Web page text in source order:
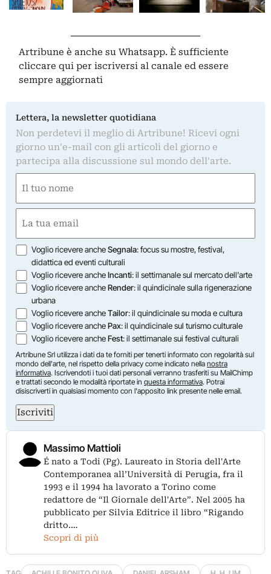
Artribune è anche su Whatsapp. È sufficiente
cliccare qui per iscriversi al canale ed essere
sempre aggiornati
Lettera, la newsletter quotidiana
Non perdetevi il meglio di Artribune! Ricevi ogni
giorno un'e-mail con gli articoli del giorno e
partecipa alla discussione sul mondo dell'arte.
(Required)
First
(Required)
Opzioni
Voglio ricevere ancheSegnala: focus su mostre, festival,
didattica ed eventi culturali
Voglio ricevere ancheIncanti: il settimanale sul mercato dell'arte
Voglio ricevere ancheRender: il quindicinale sulla rigenerazione
urbana
Voglio ricevere ancheTailor: il quindicinale su moda e cultura
Voglio ricevere anchePax: il quindicinale sul turismo culturale
Voglio ricevere ancheFest: il settimanale sui festival culturali
Artribune Srl utilizza i dati da te forniti per tenerti informato con regolarità sul
mondo dell'arte, nel rispetto della privacy come indicato nella nostra
informativa. Iscrivendoti i tuoi dati personali verranno trasferiti su MailChimp
e trattati secondo le modalità riportate in questa informativa. Potrai
disiscriverti in qualsiasi momento con l'apposito link presente nelle email.
Iscriviti
Massimo Mattioli
É nato a Todi (Pg). Laureato in Storia dell'Arte
Contemporanea all’Università di Perugia, fra il
1993 e il 1994 ha lavorato a Torino come
redattore de “Il Giornale dell'Arte”. Nel 2005 ha
pubblicato per Silvia Editrice il libro “Rigando
dritto.…
Scopri di più